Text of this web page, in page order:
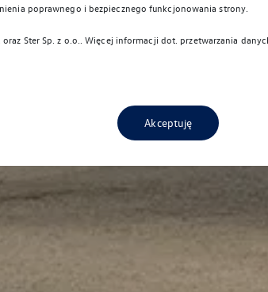
poprawnego i bezpiecznego funkcjonowania strony.
oraz Ster Sp. z o.o.. Więcej informacji dot. przetwarzania
Akceptuję